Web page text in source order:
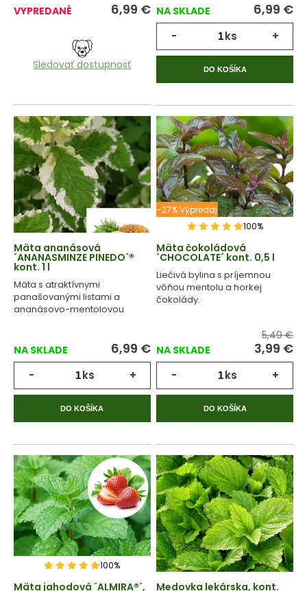
VYPREDANÉ 6,99 €
Sledovať dostupnosť
NA SKLADE 6,99 €
- ks +
DO KOŠÍKA
Mäta ananásová
´ANANASMINZE PINEDO´®
kont. 1 l
Mäta s atraktívnymi
panašovanými listami a
ananásovo-mentolovou
NA SKLADE 6,99 €
- ks +
DO KOŠÍKA
-27% Výpredaj
100%
Mäta čokoládová
´CHOCOLATE´ kont. 0,5 l
Liečivá bylina s príjemnou
vôňou mentolu a horkej
čokolády.
NA SKLADE
5,49 €
3,99 €
- ks +
DO KOŠÍKA
100%
Mäta jahodová ´ALMIRA®´, Medovka lekárska, kont.